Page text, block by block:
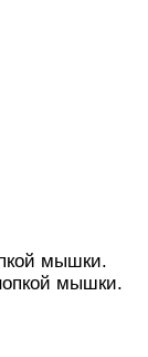
мышки.
мышки.